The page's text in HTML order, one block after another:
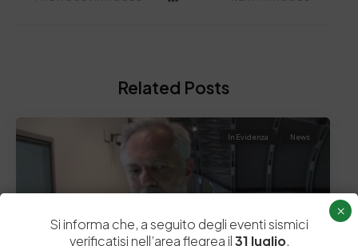
Related Posts
In Evidenza News
Si informa che, a seguito degli eventi sismici
verificatisi nell’area flegrea il31 luglio,
×